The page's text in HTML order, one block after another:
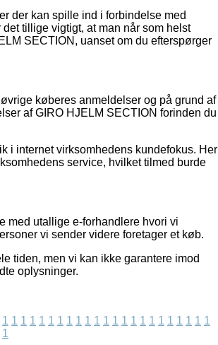
der kan spille ind i forbindelse med
tillige vigtigt, at man når som helst
SECTION, uanset om du efterspørger
køberes anmeldelser og på grund af
af GIRO HJELM SECTION forinden du
i internet virksomhedens kundefokus. Her
service, hvilket tilmed burde
med utallige e-forhandlere hvori vi
vi sender videre foretager et køb.
tiden, men vi kan ikke garantere imod
oplysninger.
1 1 1 1 1 1 1 1 1 1 1 1 1 1 1 1 1 1 1 1 1 1 1
1